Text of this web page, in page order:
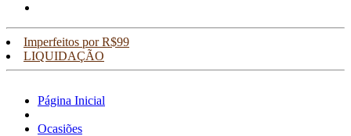
Imperfeitos por R$99
LIQUIDAÇÃO
Página Inicial
Ocasiões